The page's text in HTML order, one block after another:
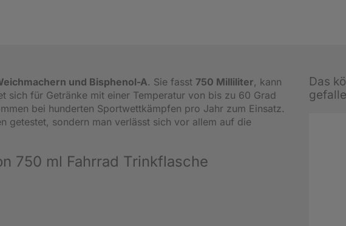
und Bisphenol-A. Sie fasst 750 Milliliter, kann
sich für Getränke mit einer Temperatur von bis zu 60 Grad
bei hunderten Sportwettkämpfen pro Jahr zum Einsatz.
getestet, sondern man verlässt sich vor allem auf die
750 ml Fahrrad Trinkflasche
Das